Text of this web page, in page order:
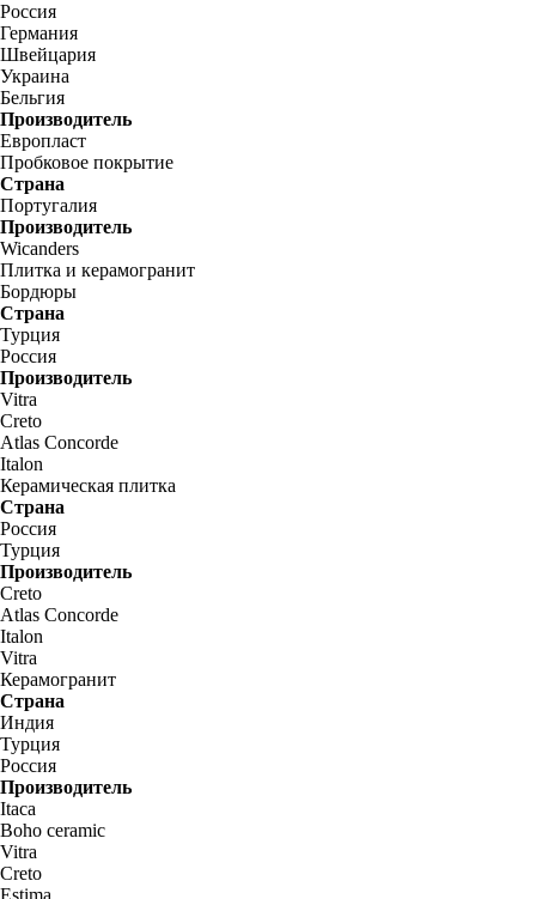
Россия
Германия
Швейцария
Украина
Бельгия
Производитель
Европласт
Пробковое покрытие
Страна
Португалия
Производитель
Wicanders
Плитка и керамогранит
Бордюры
Страна
Турция
Россия
Производитель
Vitra
Creto
Atlas Concorde
Italon
Керамическая плитка
Страна
Россия
Турция
Производитель
Creto
Atlas Concorde
Italon
Vitra
Керамогранит
Страна
Индия
Турция
Россия
Производитель
Itaca
Boho ceramic
Vitra
Creto
Estima